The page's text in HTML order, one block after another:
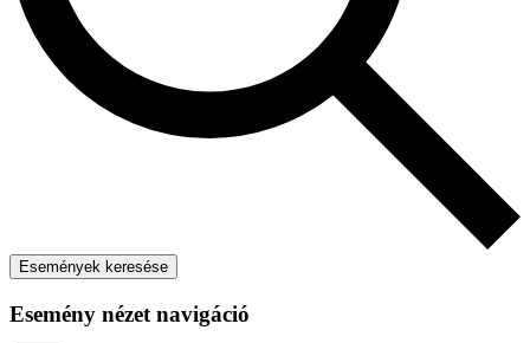
Események keresése
Esemény nézet navigáció